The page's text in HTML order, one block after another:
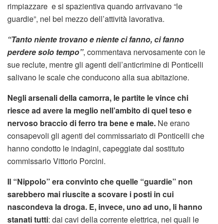
rimpiazzare e si spazientiva quando arrivavano “le
guardie”, nel bel mezzo dell’attività lavorativa.
“Tanto niente trovano e niente ci fanno, ci fanno
perdere solo tempo”, commentava nervosamente con le
sue reclute, mentre gli agenti dell’anticrimine di Ponticelli
salivano le scale che conducono alla sua abitazione.
Negli arsenali della camorra, le partite le vince chi
riesce ad avere la meglio nell’ambito di quel teso e
nervoso braccio di ferro tra bene e male. Ne erano
consapevoli gli agenti del commissariato di Ponticelli che
hanno condotto le indagini, capeggiate dal sostituto
commissario Vittorio Porcini.
Il “Nippolo” era convinto che quelle “guardie” non
sarebbero mai riuscite a scovare i posti in cui
nascondeva la droga. E, invece, uno ad uno, li hanno
stanati tutti: dai cavi della corrente elettrica, nei quali le